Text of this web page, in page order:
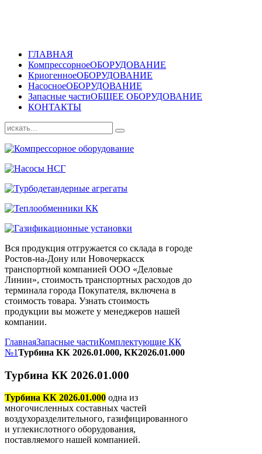
ГЛАВНАЯ
КомпрессорноеОБОРУДОВАНИЕ
КриогенноеОБОРУДОВАНИЕ
НасосноеОБОРУДОВАНИЕ
Запасные частиОБЩЕЕ ОБОРУДОВАНИЕ
КОНТАКТЫ
Вся продукция отгружается со склада в городе
Ростов-на-Дону или Новочеркасск
транспортной компанией ООО «Деловые
Линии», стоимость транспортных расходов до
терминала города Покупателя, включена в
стоимость товара. Узнать стоимость
продукции вы можете у менеджеров нашей
компании.
ГлавнаяЗапасные частиКомплектующие КК
№1Турбина КК 2026.01.000, КК2026.01.000
Турбина КК 2026.01.000
Турбина КК 2026.01.000 одна из
многочисленных составных частей
воздухоразделительного, газифицированного
и углекислотного оборудования,
поставляемого нашей компанией.